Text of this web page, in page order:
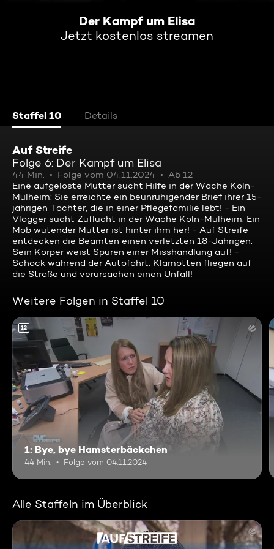
Der Kampf um Elisa
Jetzt kostenlos streamen
Staffel 10 Details
Auf Streife
Folge 6: Der Kampf um Elisa
44 Min. Folge vom 04.11.2024
Ab 12
Eine aufgelöste Mutter sucht Hilfe in der Wache Köln-
Mülheim: Sie erreichte ein beunruhigender Brief ihrer 15-
jährigen Tochter, die in einer Pflegefamilie lebt! - Ein
Vlogger sucht Zuflucht in der Wache Köln-Mülheim: Ein
Mob wütender Mütter ist hinter ihm her! - Auf Streife
entdecken die Beamten einen verletzten 18-Jährigen.
Sein Körper weist Spuren einer Misshandlung auf! -
Schock während der Autofahrt: Klamotten fliegen auf
die Straße und verursachen einen Unfall!
Weitere Folgen in Staffel 10
12
1: Bye, bye Hamsterbäckchen
44 Min. Folge vom 04.11.2024
Alle Staffeln im Überblick